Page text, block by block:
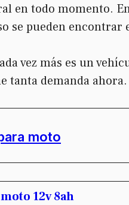
en todo momento.
se pueden encontrar
vez más es un
tanta demanda ahora.
moto
12v 8ah